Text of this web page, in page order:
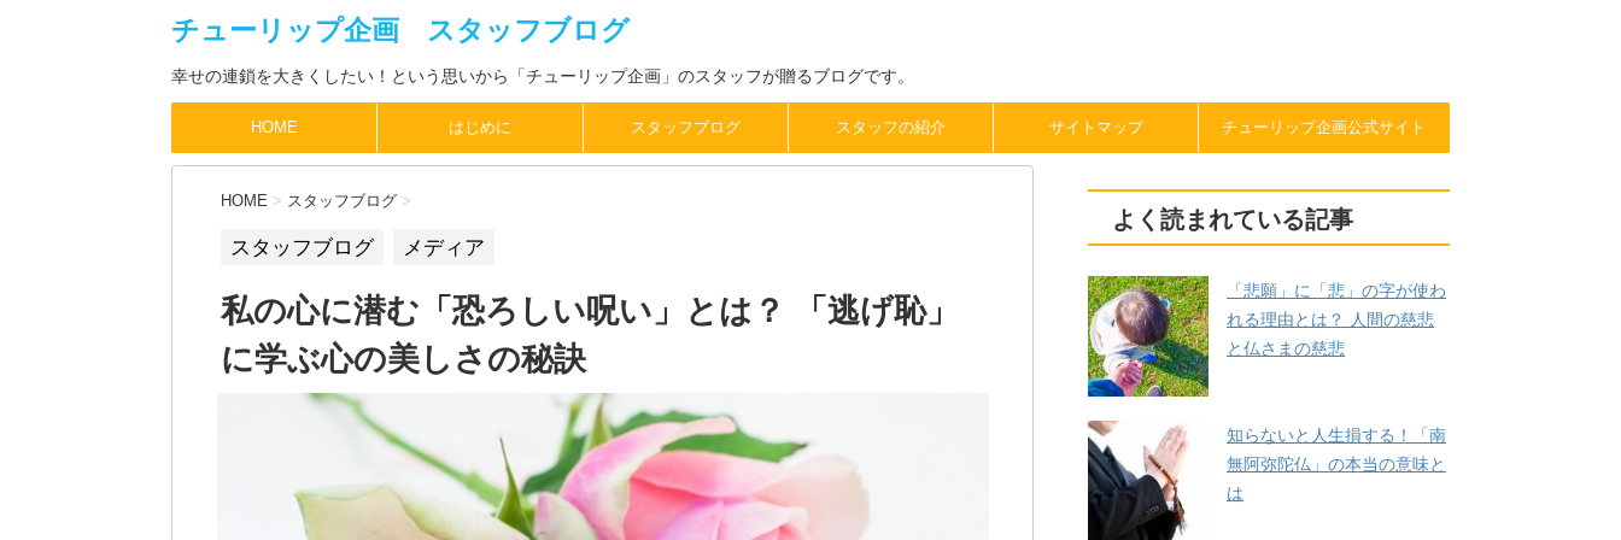
チューリップ企画 スタッフブログ
幸せの連鎖を大きくしたい！という思いから「チューリップ企画」のスタッフが贈るブログです。
HOME はじめに スタッフブログ スタッフの紹介 サイトマップ チューリップ企画公式サイト
HOME > スタッフブログ >
スタッフブログ メディア
私の心に潜む「恐ろしい呪い」とは？ 「逃げ恥」
に学ぶ心の美しさの秘訣
よく読まれている記事
「悲願」に「悲」の字が使わ
れる理由とは？ 人間の慈悲
と仏さまの慈悲
知らないと人生損する！「南
無阿弥陀仏」の本当の意味と
は